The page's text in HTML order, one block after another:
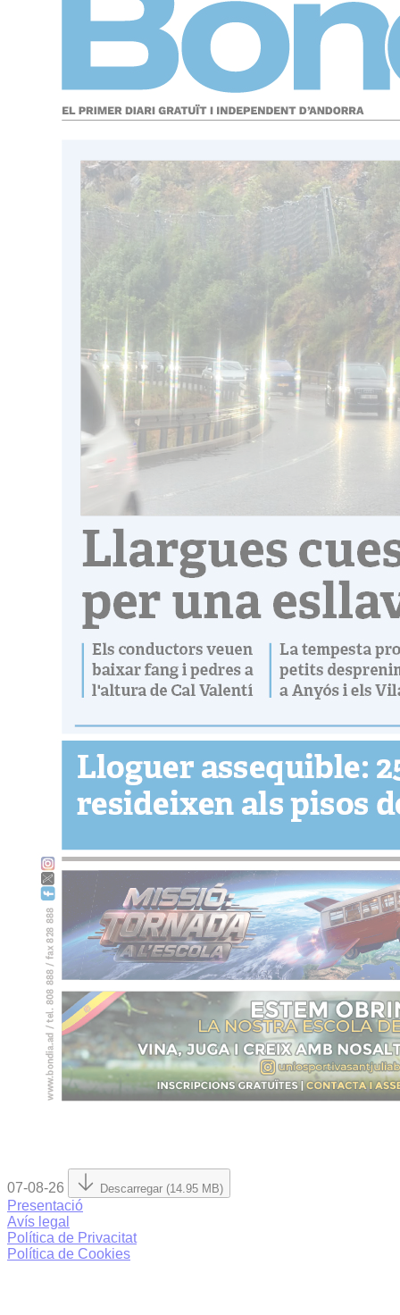
07-08-26 Descarregar (14.95 MB)
Presentació
Avís legal
Política de Privacitat
Política de Cookies